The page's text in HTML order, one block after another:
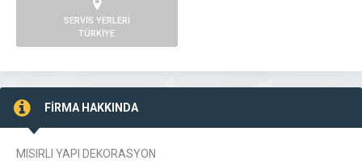
SERVİS YERLERİ
TÜRKİYE
FİRMA HAKKINDA
MISIRLI YAPI DEKORASYON